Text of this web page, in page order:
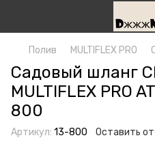
Полив MULTIFLEX PRO
Садовый шланг
MULTIFLEX PRO
800
Артикул: 13-800 Оставить